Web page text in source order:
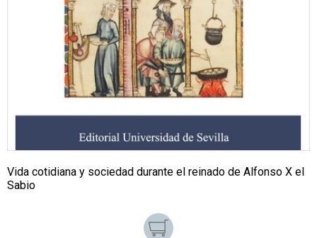
Vida cotidiana y sociedad durante el reinado de Alfonso X el
Sabio